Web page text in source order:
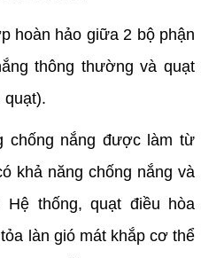
hoàn hảo giữa 2 bộ phận
thông thường và quạt
quạt).
chống nắng được làm từ
khả năng chống nắng và
thống, quạt điều hòa
làn gió mát khắp cơ thể